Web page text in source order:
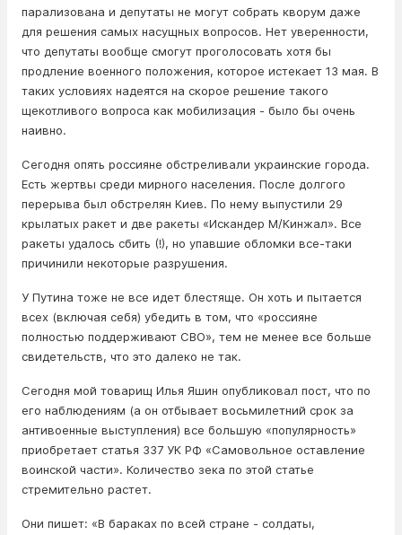
парализована и депутаты не могут собрать кворум даже
для решения самых насущных вопросов. Нет уверенности,
что депутаты вообще смогут проголосовать хотя бы
продление военного положения, которое истекает 13 мая. В
таких условиях надеятся на скорое решение такого
щекотливого вопроса как мобилизация - было бы очень
наивно.
Сегодня опять россияне обстреливали украинские города.
Есть жертвы среди мирного населения. После долгого
перерыва был обстрелян Киев. По нему выпустили 29
крылатых ракет и две ракеты «Искандер М/Кинжал». Все
ракеты удалось сбить (!), но упавшие обломки все-таки
причинили некоторые разрушения.
У Путина тоже не все идет блестяще. Он хоть и пытается
всех (включая себя) убедить в том, что «россияне
полностью поддерживают СВО», тем не менее все больше
свидетельств, что это далеко не так.
Сегодня мой товарищ Илья Яшин опубликовал пост, что по
его наблюдениям (а он отбывает восьмилетний срок за
антивоенные выступления) все большую «популярность»
приобретает статья 337 УК РФ «Самовольное оставление
воинской части». Количество зека по этой статье
стремительно растет.
Они пишет: «В бараках по всей стране - солдаты,